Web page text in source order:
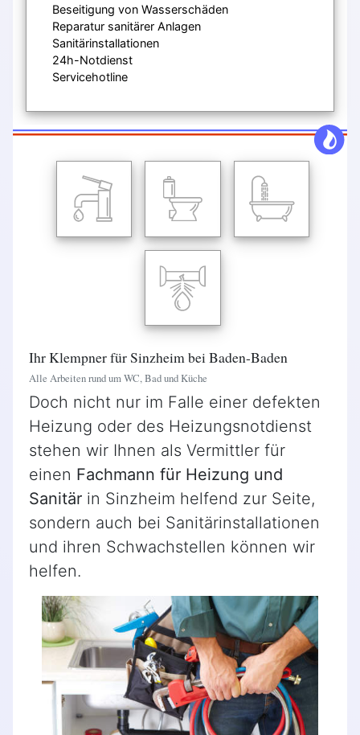
Beseitigung von Wasserschäden
Reparatur sanitärer Anlagen
Sanitärinstallationen
24h-Notdienst
Servicehotline
Ihr Klempner für Sinzheim bei Baden-Baden
Alle Arbeiten rund um WC, Bad und Küche
Doch nicht nur im Falle einer defekten
Heizung oder des Heizungsnotdienst
stehen wir Ihnen als Vermittler für
einen Fachmann für Heizung und
Sanitär in Sinzheim helfend zur Seite,
sondern auch bei Sanitärinstallationen
und ihren Schwachstellen können wir
helfen.